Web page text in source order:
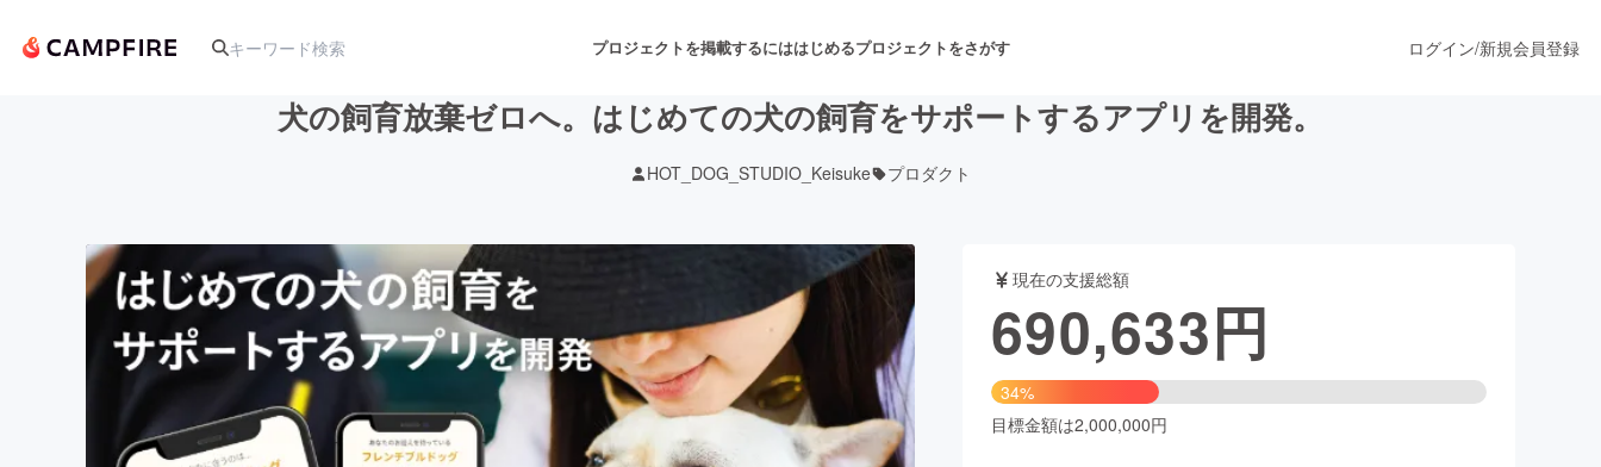
プロジェクトを掲載するにははじめるプロジェクトをさがす
アート・写真 舞台・パフォーマンス
テクノロジー・ガジェット ゲーム・サービス開発 フード・飲食店 ファッション
映像・映画 書籍・雑誌出版 アニメ・漫画
ログイン/新規会員登録
犬の飼育放棄ゼロへ。はじめての犬の飼育をサポートするアプリを開発。
HOT_DOG_STUDIO_Keisuke プロダクト
現在の支援総額
690,633円
34%
目標金額は2,000,000円